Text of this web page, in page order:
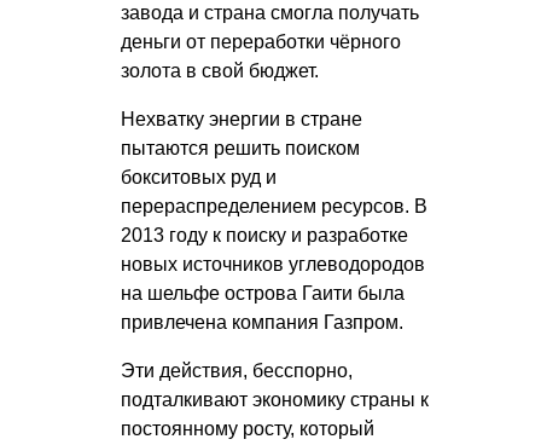
завода и страна смогла получать
деньги от переработки чёрного
золота в свой бюджет.
Нехватку энергии в стране
пытаются решить поиском
бокситовых руд и
перераспределением ресурсов. В
2013 году к поиску и разработке
новых источников углеводородов
на шельфе острова Гаити была
привлечена компания Газпром.
Эти действия, бесспорно,
подталкивают экономику страны к
постоянному росту, который